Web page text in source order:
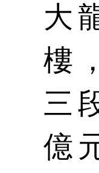
大
樓
三
億